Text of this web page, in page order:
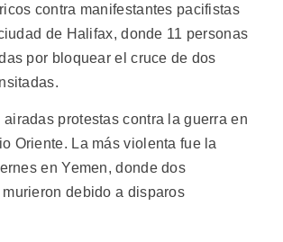
contra manifestantes pacifistas
de Halifax, donde 11 personas
por bloquear el cruce de dos
airadas protestas contra la guerra en
Oriente. La más violenta fue la
en Yemen, donde dos
debido a disparos